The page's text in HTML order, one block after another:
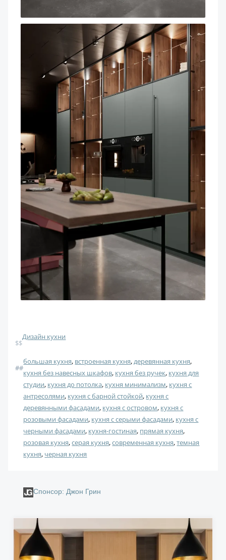
$$
Дизайн кухни
##
большая кухня, встроенная кухня, деревянная кухня
кухня без навесных шкафов, кухня без ручек, кухня для
студии, кухня до потолка, кухня минимализм, кухня с
антресолями, кухня с барной стойкой, кухня с
деревянными фасадами, кухня с островом, кухня с
розовыми фасадами, кухня с серыми фасадами, кухня с
черными фасадами, кухня-гостиная, прямая кухня
розовая кухня, серая кухня, современная кухня, темная
кухня, черная кухня
Спонсор: Джон Грин